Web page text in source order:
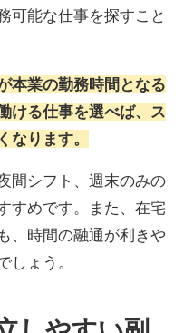
可能な仕事を探すこと
本業の勤務時間となる
ける仕事を選べば、ス
なります。
間シフト、週末のみの
すめです。また、在宅
、時間の融通が利きや
しょう。